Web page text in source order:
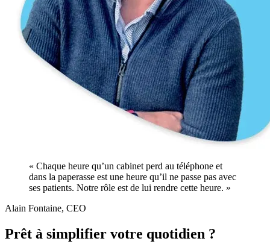
« Chaque heure qu’un cabinet perd au téléphone et
dans la paperasse est une heure qu’il ne passe pas avec
ses patients. Notre rôle est de lui rendre cette heure. »
Alain Fontaine, CEO
Prêt à simplifier votre quotidien ?